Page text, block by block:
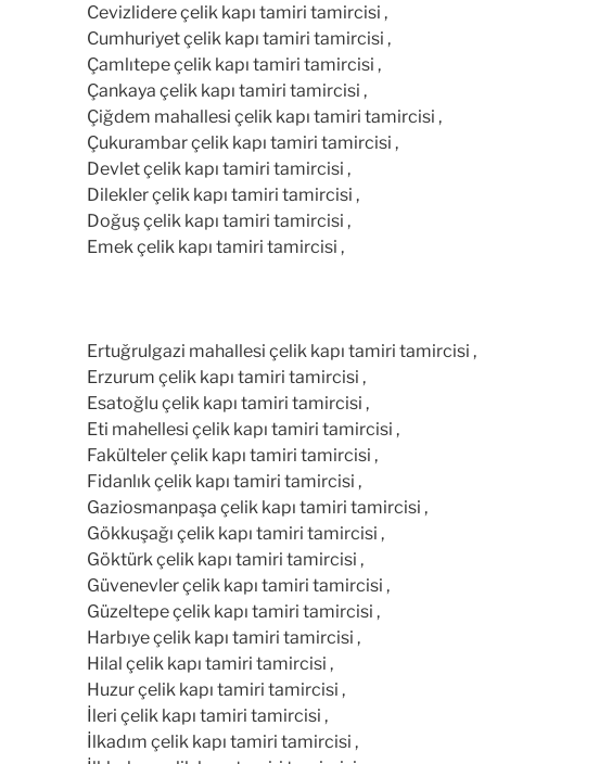
Cevizlidere çelik kapı tamiri tamircisi ,
Cumhuriyet çelik kapı tamiri tamircisi ,
Çamlıtepe çelik kapı tamiri tamircisi ,
Çankaya çelik kapı tamiri tamircisi ,
Çiğdem mahallesi çelik kapı tamiri tamircisi ,
Çukurambar çelik kapı tamiri tamircisi ,
Devlet çelik kapı tamiri tamircisi ,
Dilekler çelik kapı tamiri tamircisi ,
Doğuş çelik kapı tamiri tamircisi ,
Emek çelik kapı tamiri tamircisi ,
Ertuğrulgazi mahallesi çelik kapı tamiri tamircisi ,
Erzurum çelik kapı tamiri tamircisi ,
Esatoğlu çelik kapı tamiri tamircisi ,
Eti mahellesi çelik kapı tamiri tamircisi ,
Fakülteler çelik kapı tamiri tamircisi ,
Fidanlık çelik kapı tamiri tamircisi ,
Gaziosmanpaşa çelik kapı tamiri tamircisi ,
Gökkuşağı çelik kapı tamiri tamircisi ,
Göktürk çelik kapı tamiri tamircisi ,
Güvenevler çelik kapı tamiri tamircisi ,
Güzeltepe çelik kapı tamiri tamircisi ,
Harbıye çelik kapı tamiri tamircisi ,
Hilal çelik kapı tamiri tamircisi ,
Huzur çelik kapı tamiri tamircisi ,
İleri çelik kapı tamiri tamircisi ,
İlkadım çelik kapı tamiri tamircisi ,